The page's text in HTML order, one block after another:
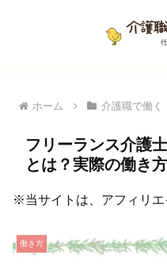
ホーム 介護職で働く
フリーランス介護
とは？実際の働き
※当サイトは、アフィリ
働き方